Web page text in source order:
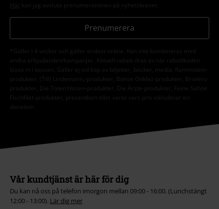
Här kan jag avsluta prenumerationen på nyhetsbrevet.
Prenumerera
*Gäller i 4 veckor och gäller endast online. Kan inte kombineras med
andra erbjudanden/kampanjer. Aktuell rabatt dras av när rabattkoden
löses in i kassan. Gäller ej vid köp av biljetter, böcker, media, Rammstein-
produkter, (Till) Lindemann,-produkter, Böhse Onklez-produkter, Broilers-
produkter, Die Toten Hosen-produkter, Die Ärzte-produkter, Feine Sahne
Fischfilet-produkter, presentkort eller varor vars pris inkluderar en
donation.
Vår kundtjänst är här för dig
Du kan nå oss på telefon imorgon mellan 09:00 - 16:00. (Lunchstängt
12:00 - 13:00). Lär dig mer